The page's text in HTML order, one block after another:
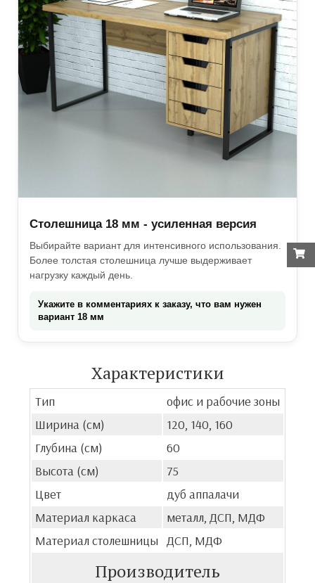
Столешница 18 мм - усиленная версия
Выбирайте вариант для интенсивного использования.
Более толстая столешница лучше выдерживает
нагрузку каждый день.
Укажите в комментариях к заказу, что вам нужен
вариант 18 мм
Характеристики
Тип
офис и рабочие зоны
Ширина (см)
120, 140, 160
Глубина (см)
60
Высота (см)
75
Цвет
дуб аппалачи
Материал каркаса
металл, ДСП, МДФ
Материал столешницы ДСП, МДФ
Производитель